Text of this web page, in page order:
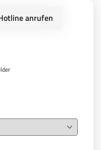
anrufen
von 08:00
- 100